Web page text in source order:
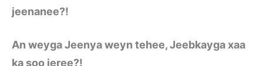
jeenanee?!
An weyga Jeenya weyn tehee, Jeebkayga xaa
ka soo jeree?!